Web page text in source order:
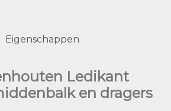
Eigenschappen
Ledikant
en dragers